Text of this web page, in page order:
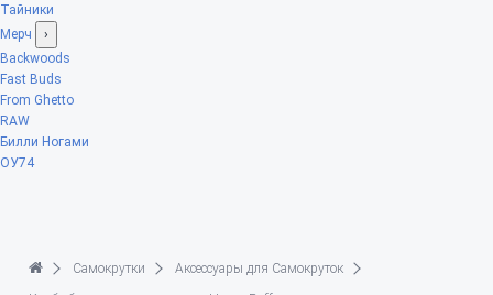
Тайники
Мерч
›
Backwoods
Fast Buds
From Ghetto
RAW
Билли Ногами
ОУ74
Самокрутки
Аксессуары для Самокруток